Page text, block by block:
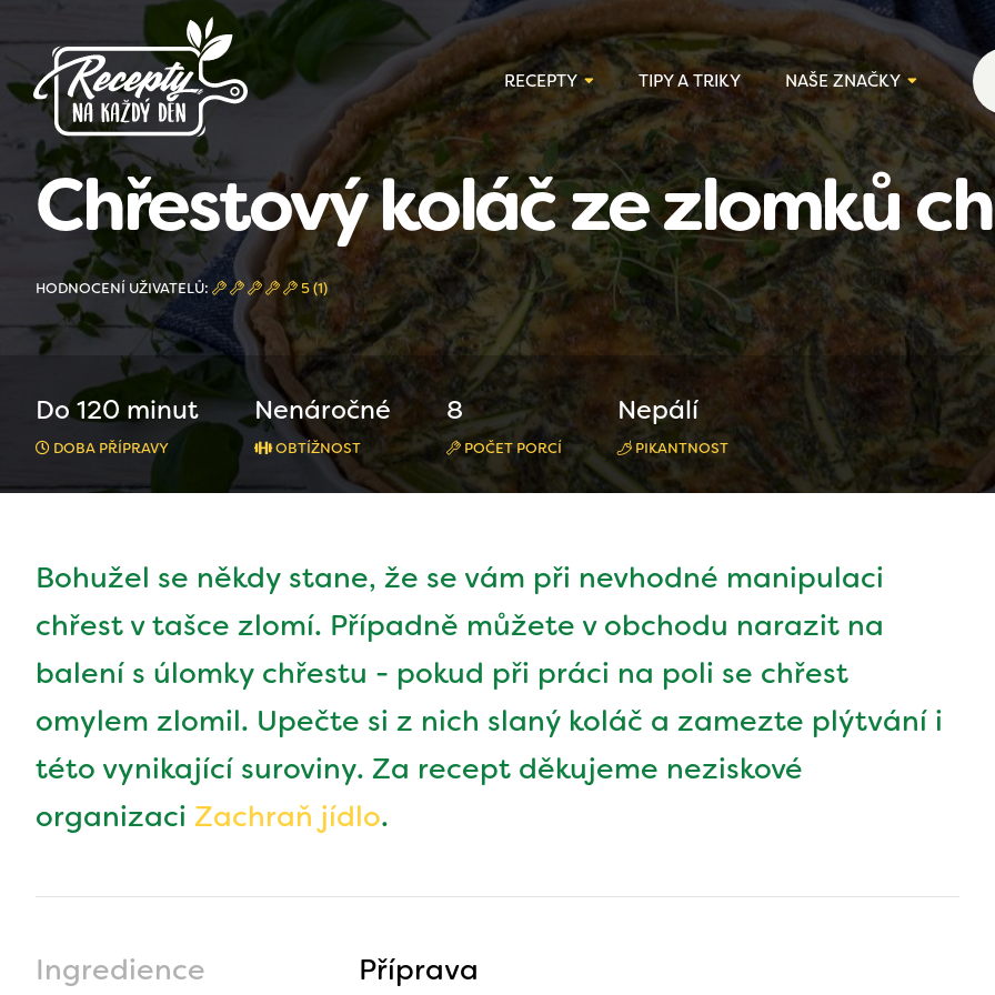
RECEPTY TIPY A TRIKY NAŠE ZNAČKY
Chřestový koláč ze zlomků
HODNOCENÍ UŽIVATELŮ: 5 (1)
Do 120 minut
DOBA PŘÍPRAVY
Nenáročné
OBTÍŽNOST
8
POČET PORCÍ
Nepálí
PIKANTNOST
Bohužel se někdy stane, že se vám při nevhodné manipulaci
chřest v tašce zlomí. Případně můžete v obchodu narazit na
balení s úlomky chřestu - pokud při práci na poli se chřest
omylem zlomil. Upečte si z nich slaný koláč a zamezte plýtvání i
této vynikající suroviny. Za recept děkujeme neziskové
organizaci Zachraň jídlo.
Ingredience Příprava